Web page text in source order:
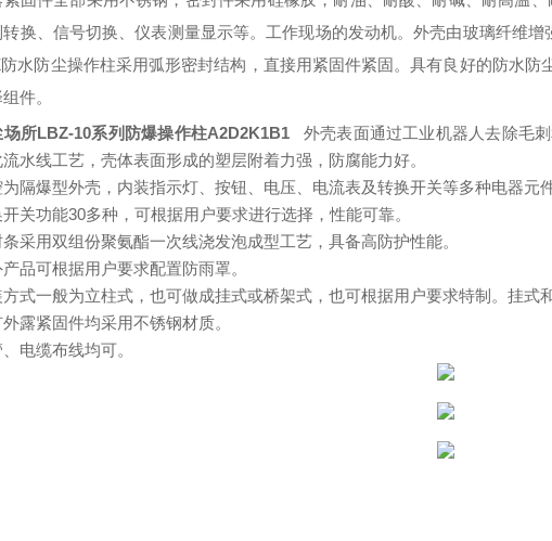
换、信号切换、仪表测量显示等。工作现场的发动机。外壳由玻璃纤维增
防水防尘操作柱采用弧形密封结构，直接用紧固件紧固。具有良好的防水防
件。
场所LBZ-10系列防爆操作柱A2D2K1B1 外壳表面通过工业机器人去除毛
流水线工艺，壳体表面形成的塑层附着力强，防腐能力好。
为隔爆型外壳，内装指示灯、按钮、电压、电流表及转换开关等多种电器元件
关功能30多种，可根据用户要求进行选择，性能可靠。
条采用双组份聚氨酯一次线浇发泡成型工艺，具备高防护性能。
产品可根据用户要求配置防雨罩。
式一般为立柱式，也可做成挂式或桥架式，也可根据用户要求特制。挂式
外露紧固件均采用不锈钢材质。
电缆布线均可。